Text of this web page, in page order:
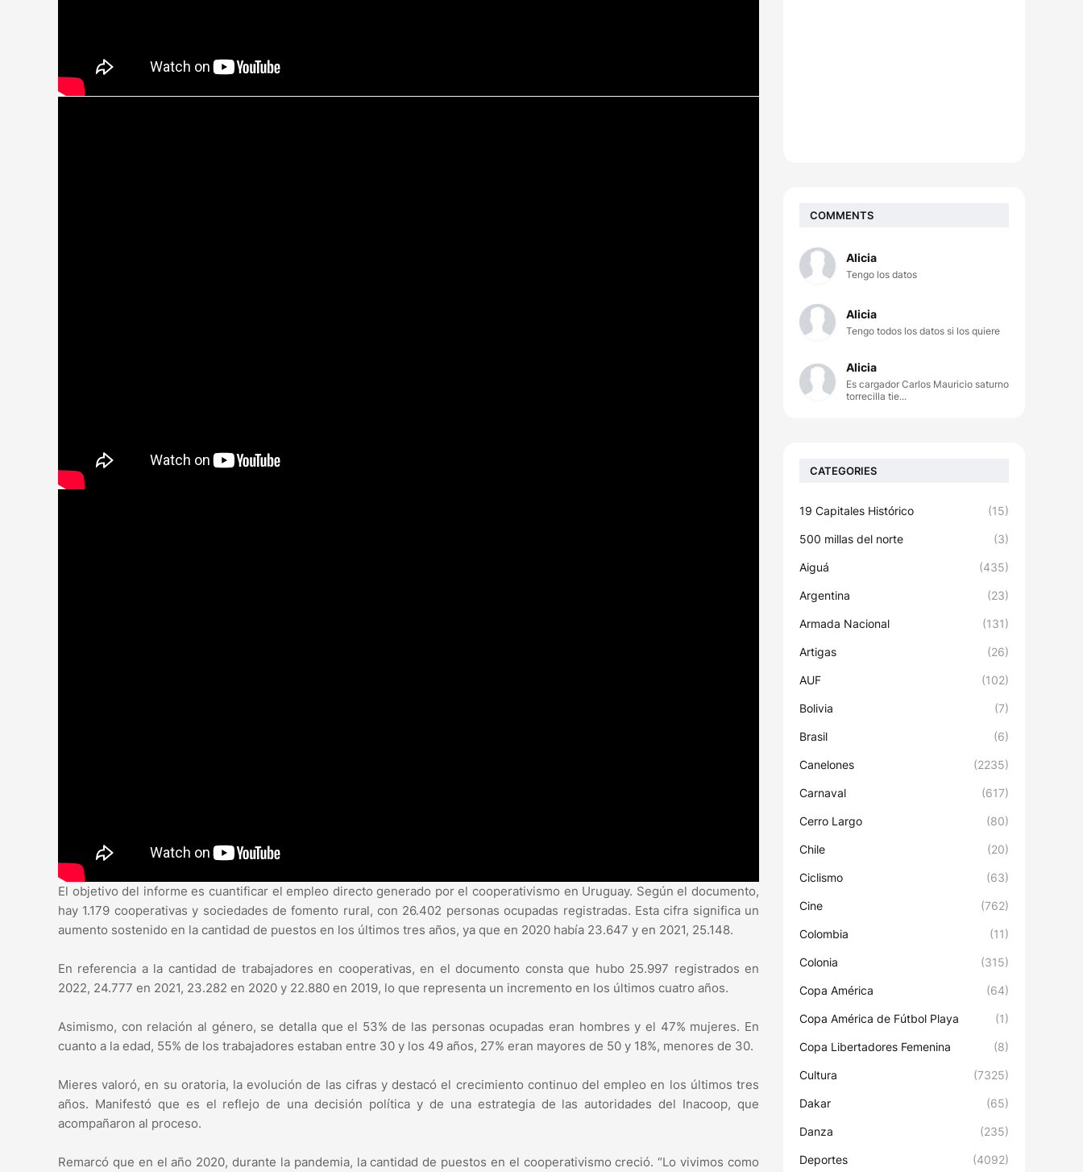
El objetivo del informe es cuantificar el empleo directo generado por el cooperativismo en Uruguay. Según el documento,
hay 1.179 cooperativas y sociedades de fomento rural, con 26.402 personas ocupadas registradas. Esta cifra significa un
aumento sostenido en la cantidad de puestos en los últimos tres años, ya que en 2020 había 23.647 y en 2021, 25.148.
En referencia a la cantidad de trabajadores en cooperativas, en el documento consta que hubo 25.997 registrados en
2022, 24.777 en 2021, 23.282 en 2020 y 22.880 en 2019, lo que representa un incremento en los últimos cuatro años.
Asimismo, con relación al género, se detalla que el 53% de las personas ocupadas eran hombres y el 47% mujeres. En
cuanto a la edad, 55% de los trabajadores estaban entre 30 y los 49 años, 27% eran mayores de 50 y 18%, menores de 30.
Mieres valoró, en su oratoria, la evolución de las cifras y destacó el crecimiento continuo del empleo en los últimos tres
años. Manifestó que es el reflejo de una decisión política y de una estrategia de las autoridades del Inacoop, que
acompañaron al proceso.
Remarcó que en el año 2020, durante la pandemia, la cantidad de puestos en el cooperativismo creció. “Lo vivimos como
COMMENTS
Alicia
Tengo los datos
Alicia
Tengo todos los datos si los quiere
Alicia
Es cargador Carlos Mauricio saturno
torrecilla tie...
CATEGORIES
19 Capitales Histórico (15)
500 millas del norte (3)
Aiguá (435)
Argentina (23)
Armada Nacional (131)
Artigas (26)
AUF (102)
Bolivia (7)
Brasil (6)
Canelones (2235)
Carnaval (617)
Cerro Largo (80)
Chile (20)
Ciclismo (63)
Cine (762)
Colombia (11)
Colonia (315)
Copa América (64)
Copa América de Fútbol Playa (1)
Copa Libertadores Femenina (8)
Cultura (7325)
Dakar (65)
Danza (235)
Deportes (4092)